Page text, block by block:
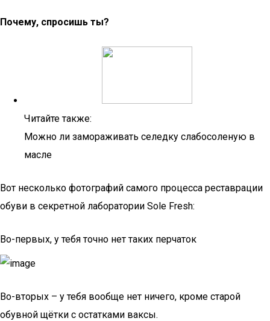
Почему, спросишь ты?
Читайте также:
Можно ли замораживать селедку слабосоленую в
масле
Вот несколько фотографий самого процесса реставрации
обуви в секретной лаборатории Sole Fresh:
Во-первых, у тебя точно нет таких перчаток
Во-вторых – у тебя вообще нет ничего, кроме старой
обувной щётки с остатками ваксы.